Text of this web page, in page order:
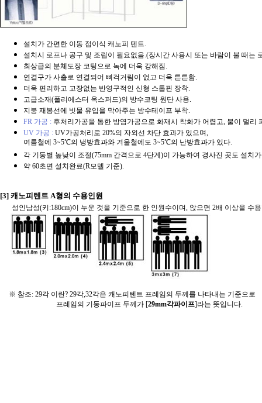
설치가 간편한 이동 접이식 캐노피 텐트.
설치시 로프나 공구 및 조립이 필요없음.(장시간 사용시 또는 바람이 불 때는
최상급의 분체도장 코팅으로 녹에 더욱 강해짐.
연결구가 사출로 연결되어 삐걱거림이 없고 더욱 튼튼함.
더욱 편리하고 고장없는 반영구적인 신형 스톱핀 장착.
고급소재(폴리에스터 옥스퍼드)의 방수코팅 원단 사용.
지붕 재봉선에 빗물 유입을 막아주는 방수테이프 부착.
FR 가공 : 후처리가공을 통한 방염가공으로 화재시 착화가 어렵고, 불이 멀리
UV 가공 : UV가공처리로 20%의 자외선 차단 효과가 있으며,
여름철에 3~5℃의 냉방효과와 겨울철에도 3~5℃의 난방효과가 있다.
각 기둥별 높낮이 조절(75mm 간격으로 4단계)이 가능하여 경사진 곳도 설치
약 60초면 설치완료(R모델 기준).
[3] 캐노피텐트 A형의 수용인원
성인남성(키:180cm)이 누운 것을 기준으로 한 인원수이며, 앉으면 2배 이상을 수
※ 참조: 29각 이란? 29각,32각은 캐노피텐트 프레임의 두께를 나타내는 기준으로
프레임의 기둥파이프 두께가 [29mm각파이프]라는 뜻입니다.